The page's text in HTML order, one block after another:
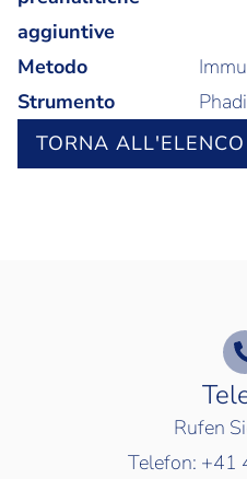
aggiuntive
Metodo
Strumento
TORNA ALL'ELENCO
Rufen
Telefon: +41